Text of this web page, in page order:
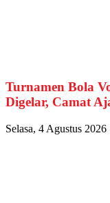
Turnamen Bola
Digelar, Camat
Selasa, 4 Agustus 2026